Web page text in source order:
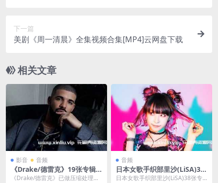
下一篇
美剧《周一清晨》全集视频合集[MP4]云网盘下载
相关文章
影音 音频
《Drake/德雷克》19张专辑
歌曲音乐合集[FLAC/7.68GB]
《Drake/德雷克》已做压缩处理，
音频
日本女歌手织部里沙(LiSA)38
张专辑歌曲音乐合集无损音质
日本女歌手织部里沙(LiSA)38张专